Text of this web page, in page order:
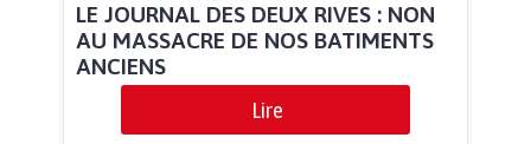
LE JOURNAL DES DEUX RIVES : NON
AU MASSACRE DE NOS BATIMENTS
ANCIENS
Lire